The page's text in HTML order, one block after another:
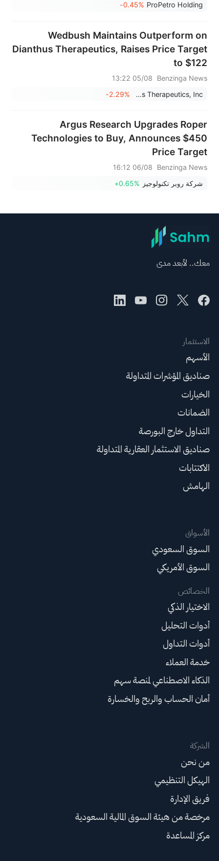
ProPetro Holding
-0.45%
Wedbush Maintains Outperform on
Dianthus Therapeutics, Raises Price Target
to $122
Benzinga News
05/08 13:22
Dianthus Therapeutics, Inc.
-2.29%
Argus Research Upgrades Roper
Technologies to Buy, Announces $450
Price Target
Benzinga News
06/08 16:12
شركة روبر تكنولوجيز +0.65%
معك.. لأبعد مدى
الاستثمار
الأسهم
صناديق المؤشرات المتداولة
الخيارات
الضمانات
التداول خارج البورصة
صناديق الاستثمار العقارية المتداولة
الاكتتابات
الهامش
الأسواق
السوق السعودي
السوق الأمريكي
الخصائص
الاختيار الذكي
أدوات التحليل
أدوات التداول
خدمة العملاء
الذكاء الاصطناعي لمنصة سهم
أمان الحساب والربح والخسارة
الشركة
من نحن
الهيكل التنظيمي
فريق الإدارة
مرخصة من هيئة السوق المالية السعودية
مركز المساعدة